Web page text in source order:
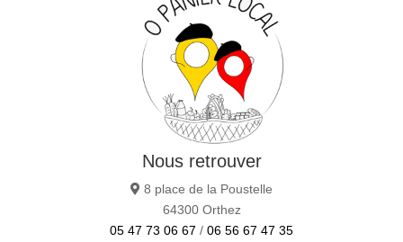
Nous retrouver
8 place de la Poustelle
64300 Orthez
05 47 73 06 67 / 06 56 67 47 35